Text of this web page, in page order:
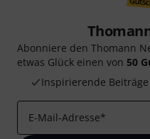
Abonniere den Thomann
etwas Glück einen von 50
Inspirierende Beiträge
E-Mail-Adresse*